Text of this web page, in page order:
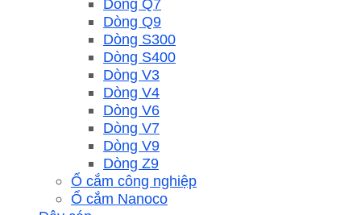
Dòng Q7
Dòng Q9
Dòng S300
Dòng S400
Dòng V3
Dòng V4
Dòng V6
Dòng V7
Dòng V9
Dòng Z9
Ổ cắm công nghiệp
Ổ cắm Nanoco